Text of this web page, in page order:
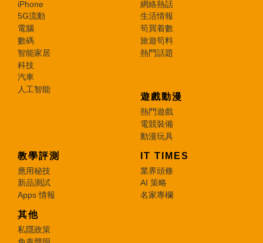
iPhone
5G流動
電腦
數碼
智能家居
科技
汽車
人工智能
網絡熱話
生活情報
筍買着數
旅遊筍料
熱門話題
遊戲動漫
熱門遊戲
電競裝備
動漫玩具
教學評測
應用秘技
新品測試
Apps 情報
IT TIMES
業界頭條
AI 策略
名家專欄
其他
私隱政策